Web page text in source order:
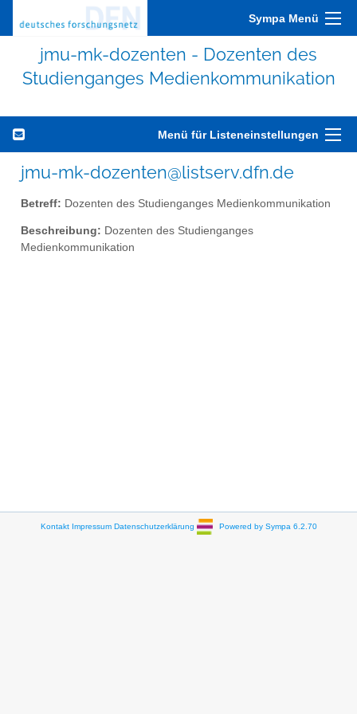
Sympa Menü
jmu-mk-dozenten - Dozenten des
Studienganges Medienkommunikation
Menü für Listeneinstellungen
jmu-mk-dozenten@listserv.dfn.de
Betreff: Dozenten des Studienganges Medienkommunikation
Beschreibung: Dozenten des Studienganges
Medienkommunikation
Kontakt Impressum Datenschutzerklärung Powered by Sympa 6.2.70